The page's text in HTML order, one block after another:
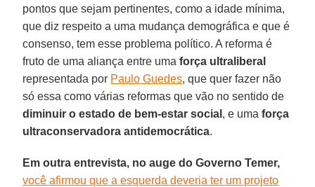
pontos que sejam pertinentes, como a idade mínima,
que diz respeito a uma mudança demográfica e que é
consenso, tem esse problema político. A reforma é
fruto de uma aliança entre umaforça ultraliberal
representada por Paulo Guedes, que quer fazer não
só essa como várias reformas que vão no sentido de
diminuir o estado de bem-estar social , e umaforça
ultraconservadora antidemocrática.
Em outra entrevista, no auge do Governo Temer,
você afirmou que a esquerda deveria ter um projeto